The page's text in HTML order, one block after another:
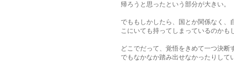
帰ろうと思ったという部分が大きい。
でももしかしたら、国とか関係なく
こにいても持ってしまっているのかも
どこでだって、覚悟をきめて一つ決断
でもなかなか踏み出せなかったりして